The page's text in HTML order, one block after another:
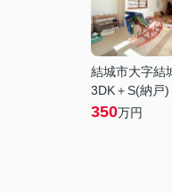
結城市大字結
3DK＋S(納戸
350万円